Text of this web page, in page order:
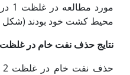
محیط کشت خود بودند (شکل 2).
نتایج حذف نفت خام در غلظت 2 درصد